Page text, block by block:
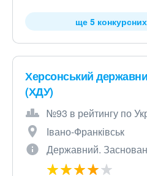
ще 5
Херсонський
(ХДУ)
№93 в рейтингу по
Івано-Франківськ
Державний.